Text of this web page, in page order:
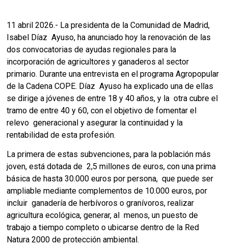
11 abril 2026.- La presidenta de la Comunidad de Madrid,
Isabel Díaz  Ayuso, ha anunciado hoy la renovación de las
dos convocatorias de ayudas regionales para la
incorporación de agricultores y ganaderos al sector
primario. Durante una entrevista en el programa Agropopular
de la Cadena COPE. Díaz  Ayuso ha explicado una de ellas
se dirige a jóvenes de entre 18 y 40 años, y la  otra cubre el
tramo de entre 40 y 60, con el objetivo de fomentar el
relevo  generacional y asegurar la continuidad y la
rentabilidad de esta profesión.
La primera de estas subvenciones, para la población más
joven, está dotada de  2,5 millones de euros, con una prima
básica de hasta 30.000 euros por persona,  que puede ser
ampliable mediante complementos de 10.000 euros, por
incluir  ganadería de herbívoros o granívoros, realizar
agricultura ecológica, generar, al  menos, un puesto de
trabajo a tiempo completo o ubicarse dentro de la Red
Natura 2000 de protección ambiental.